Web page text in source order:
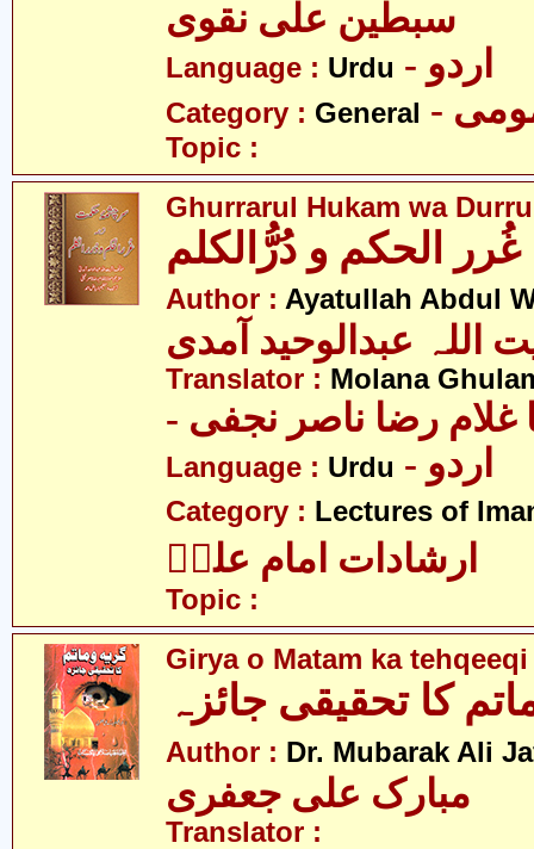
سبطین علی نقوی
Language : Urdu - اردو
Category : General
Topic :
Ghurrarul Hukam wa
غُرر الحکم و دُرُّالکلم
Author : Ayatullah Abdul
اللہ عبدالوحید آمدی
Translator : Molana
غلام رضا ناصر نجفی
Language : Urdu - اردو
Category : Lectures of
ارشادات امام علیؑ
Topic :
Girya o Matam ka tehqeeqi
کا تحقیقی جائزہ
Author : Dr. Mubarak Ali
مبارک علی جعفری
Translator :